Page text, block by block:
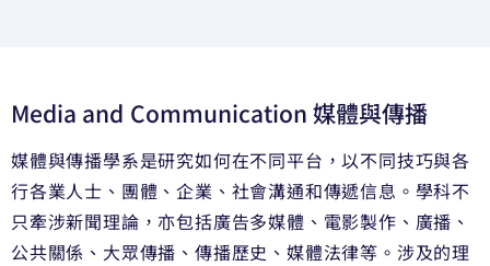
Media and Communication 媒體與傳播
媒體與傳播學系是研究如何在不同平台，以不同技巧與各
行各業人士、團體、企業、社會溝通和傳遞信息。學科不
只牽涉新聞理論，亦包括廣告多媒體、電影製作、廣播、
公共關係、大眾傳播、傳播歷史、媒體法律等。涉及的理